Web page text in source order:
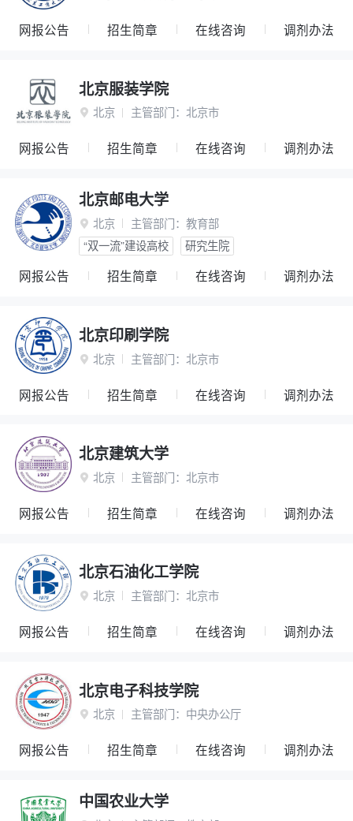
网报公告 招生简章 在线咨询 调剂办法
北京服装学院
 北京 主管部门： 北京市
网报公告 招生简章 在线咨询 调剂办法
北京邮电大学
 北京 主管部门： 教育部
“双一流”建设高校
研究生院
网报公告 招生简章 在线咨询 调剂办法
北京印刷学院
 北京 主管部门： 北京市
网报公告 招生简章 在线咨询 调剂办法
北京建筑大学
 北京 主管部门： 北京市
网报公告 招生简章 在线咨询 调剂办法
北京石油化工学院
 北京 主管部门： 北京市
网报公告 招生简章 在线咨询 调剂办法
北京电子科技学院
 北京 主管部门： 中央办公厅
网报公告 招生简章 在线咨询 调剂办法
中国农业大学